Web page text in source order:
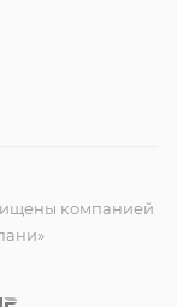
компанией